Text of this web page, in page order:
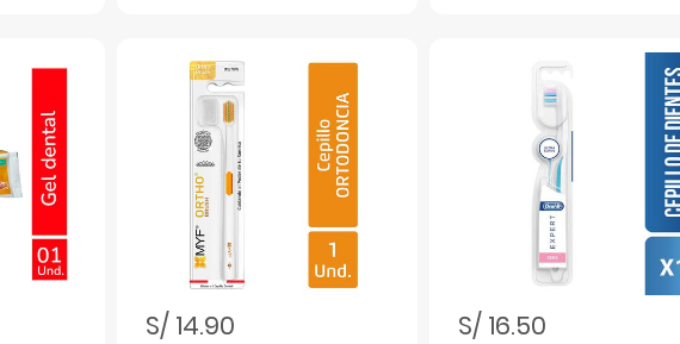
S/ 14.90 S/ 16.50